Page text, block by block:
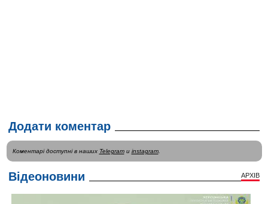
Додати коментар
Коментарі доступні в наших Telegramи instagram.
Відеоновини АРХІВ